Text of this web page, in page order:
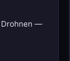
Drohnen —